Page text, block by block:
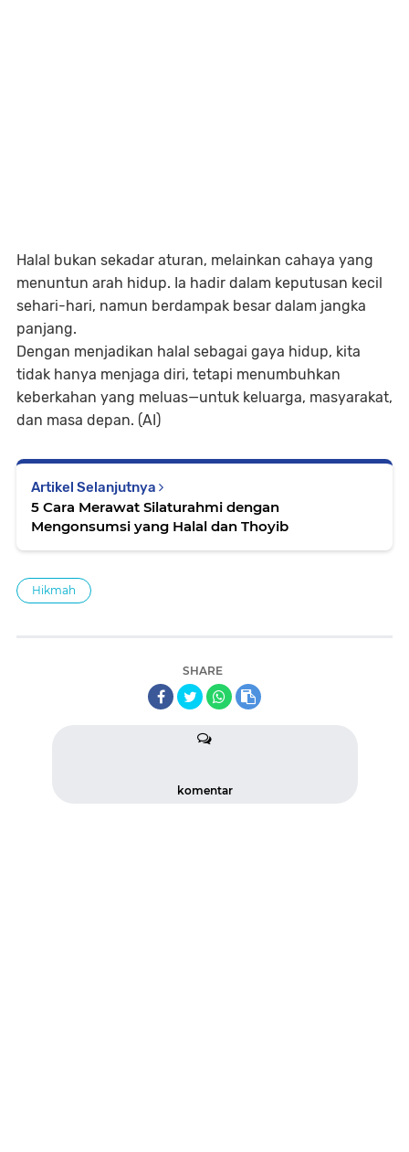
Halal bukan sekadar aturan, melainkan cahaya yang
menuntun arah hidup. Ia hadir dalam keputusan kecil
sehari-hari, namun berdampak besar dalam jangka
panjang.
Dengan menjadikan halal sebagai gaya hidup, kita
tidak hanya menjaga diri, tetapi menumbuhkan
keberkahan yang meluas—untuk keluarga, masyarakat,
dan masa depan. (AI)
Artikel Selanjutnya
5 Cara Merawat Silaturahmi dengan
Mengonsumsi yang Halal dan Thoyib
Hikmah
SHARE
komentar